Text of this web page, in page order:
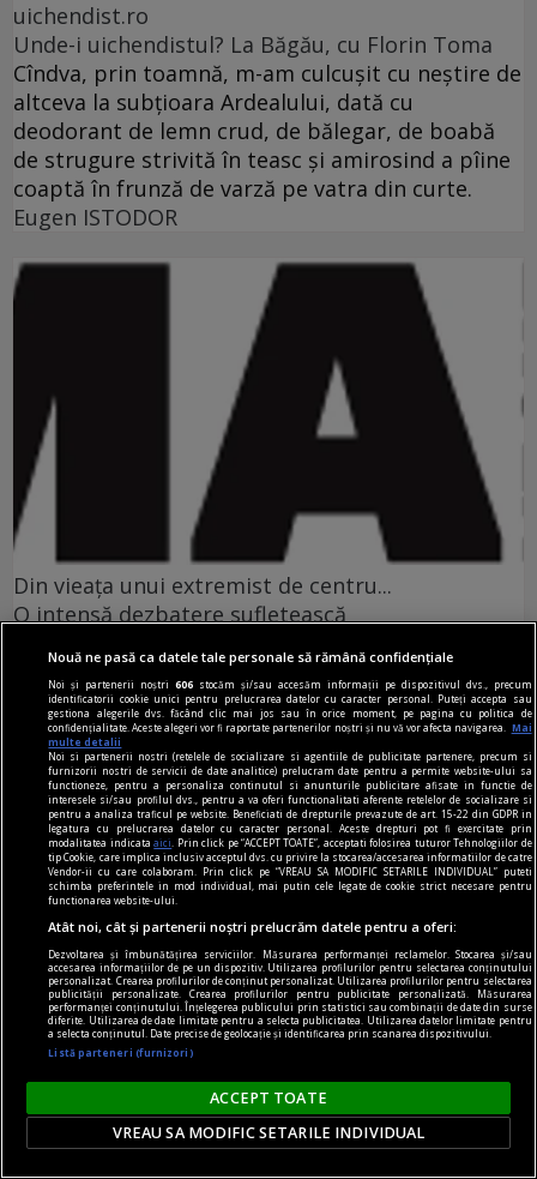
uichendist.ro
Unde-i uichendistul? La Băgău, cu Florin Toma
Cîndva, prin toamnă, m-am culcuşit cu neştire de
altceva la subţioara Ardealului, dată cu
deodorant de lemn crud, de bălegar, de boabă
de strugure strivită în teasc şi amirosind a pîine
coaptă în frunză de varză pe vatra din curte.
Eugen ISTODOR
Din vieaţa unui extremist de centru...
O intensă dezbatere sufletească
Unirea Principatelor (noi, pe vremuri, de 24
ianuarie ziceam că e şi luna unirii Principalelor,
adică pe 7 era ziua ei, iar pe 26, ziua lui) mie,
dacă-mi fluturai şi un tramvai sau un bancomat
sau o sarailie, nu mi-a ieşit din minte, căci ea nu
îngheţase complet, această sintagmă, sau
paradigmă, sau parapantă: „liderul de suflet al
românilor“.
Radu COSAŞU
Nouă ne pasă ca datele tale personale să rămână confidențiale
Noi și partenerii noștri606 stocăm și/sau accesăm informații pe dispozitivul dvs., precum
identificatorii cookie unici pentru prelucrarea datelor cu caracter personal. Puteți accepta sau
gestiona alegerile dvs. făcând clic mai jos sau în orice moment, pe pagina cu politica de
confidențialitate. Aceste alegeri vor fi raportate partenerilor noștri și nu vă vor afecta navigarea.
Mai
multe detalii
Noi si partenerii nostri (retelele de socializare si agentiile de publicitate partenere, precum si
furnizorii nostri de servicii de date analitice) prelucram date pentru a permite website-ului sa
functioneze, pentru a personaliza continutul si anunturile publicitare afisate in functie de
interesele si/sau profilul dvs., pentru a va oferi functionalitati aferente retelelor de socializare si
pentru a analiza traficul pe website. Beneficiati de drepturile prevazute de art. 15-22 din GDPR in
legatura cu prelucrarea datelor cu caracter personal. Aceste drepturi pot fi exercitate prin
modalitatea indicataaici
. Prin click pe “ACCEPT TOATE”, acceptati folosirea tuturor Tehnologiilor de
tip Cookie, care implica inclusiv acceptul dvs. cu privire la stocarea/accesarea informatiilor de catre
Vendor-ii cu care colaboram. Prin click pe “VREAU SA MODIFIC SETARILE INDIVIDUAL” puteti
schimba preferintele in mod individual, mai putin cele legate de cookie strict necesare pentru
functionarea website-ului.
Atât noi, cât și partenerii noștri prelucrăm datele pentru a oferi:
Dezvoltarea și îmbunătățirea serviciilor. Măsurarea performanței reclamelor. Stocarea și/sau
accesarea informațiilor de pe un dispozitiv. Utilizarea profilurilor pentru selectarea conținutului
personalizat. Crearea profilurilor de conținut personalizat. Utilizarea profilurilor pentru selectarea
publicității personalizate. Crearea profilurilor pentru publicitate personalizată. Măsurarea
performanței conținutului. Înțelegerea publicului prin statistici sau combinații de date din surse
diferite. Utilizarea de date limitate pentru a selecta publicitatea. Utilizarea datelor limitate pentru
a selecta conținutul. Date precise de geolocație și identificarea prin scanarea dispozitivului.
Listă parteneri (furnizori)
ACCEPT TOATE
VREAU SA MODIFIC SETARILE INDIVIDUAL